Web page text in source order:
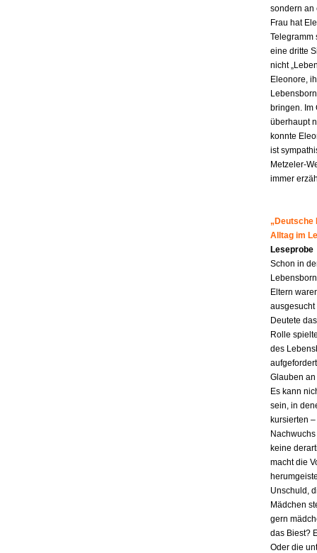
sondern an
Frau hat
Telegramm
eine dritte
nicht
Eleonore,
bringen. Im
überhaupt
konnte
ist
Metzeler-
immer
„Deutsche
Alltag im
Leseprobe
Schon in
Eltern
Deutete
Rolle
des
Glauben
Es kann
sein, in
kursierten
keine
macht die
Unschuld,
Mädchen
gern
das Biest?
Oder die